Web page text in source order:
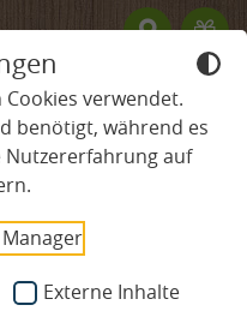
verwendet.
benötigt, während es
auf
Externe Inhalte